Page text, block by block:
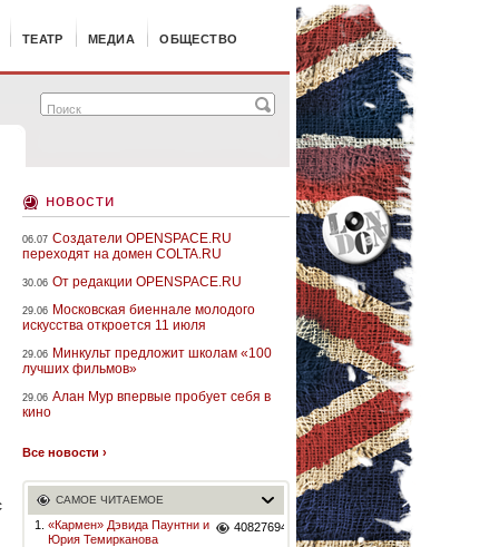
ТЕАТР МЕДИА ОБЩЕСТВО
новости
06.07 Создатели OPENSPACE.RU
переходят на домен COLTA.RU
30.06 От редакции OPENSPACE.RU
29.06 Московская биеннале молодого
искусства откроется 11 июля
29.06 Минкульт предложит школам «100
лучших фильмов»
29.06 Алан Мур впервые пробует себя в
кино
Все новости ›
САМОЕ ЧИТАЕМОЕ
1.
«Кармен» Дэвида Паунтни и
Юрия Темирканова
40827694